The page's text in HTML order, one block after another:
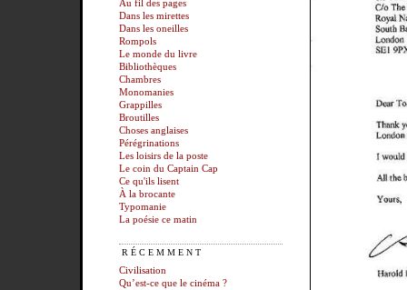
Au fil des pages
Dans les mirettes
Dans les oneilles
Rompols
Le monde du livre
Bibliothèques
Chambres
Monomanies
Grappilles
Broutilles
Choses anglaises
Pérégrinations
Les loisirs de la poste
Le coin du Captain Cap
Ce qu'ils lisent
À la brocante
Typomanie
La poésie ce matin
RÉCEMMENT
Civilisation
Qu’est-ce que le cinéma ?